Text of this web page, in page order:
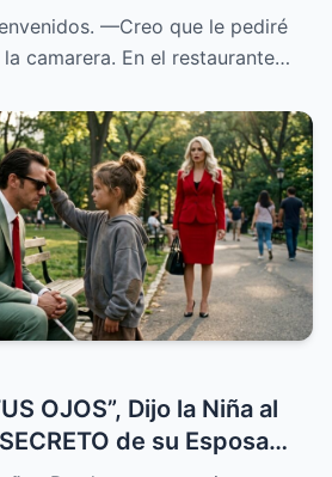
—Creo que le pediré
camarera. En el restaurante…
OJOS”, Dijo la Niña al
de su Esposa